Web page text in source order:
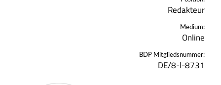
Redakteur
Medium:
Online
BDP Mitgliedsnummer:
DE/8-l-8731